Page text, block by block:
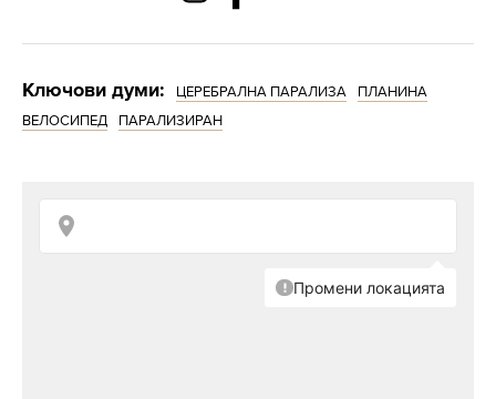
Ключови думи: ЦЕРЕБРАЛНА ПАРАЛИЗА
ПЛАНИНА
ВЕЛОСИПЕД
ПАРАЛИЗИРАН